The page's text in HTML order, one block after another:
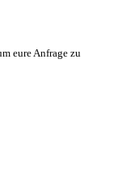
eure Anfrage zu